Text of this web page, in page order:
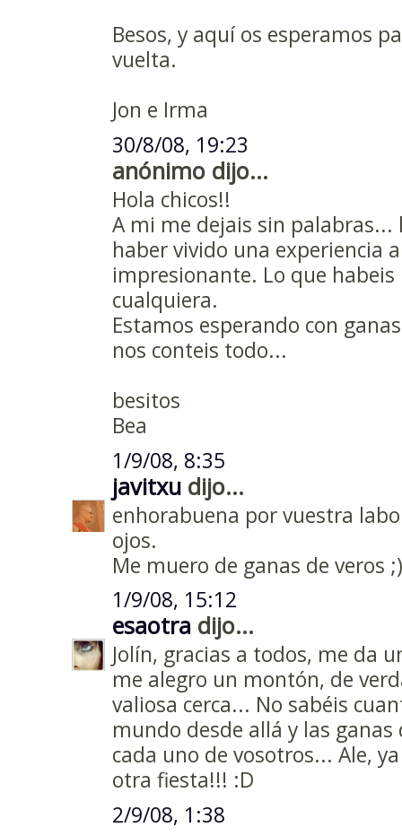
Besos, y aquí os esperamos
vuelta.
Jon e Irma
30/8/08, 19:23
anónimo dijo...
Hola chicos!!
A mi me dejais sin
haber vivido una experiencia
impresionante. Lo que habeis
cualquiera.
Estamos esperando con
nos conteis todo...
besitos
Bea
1/9/08, 8:35
javitxu dijo...
enhorabuena por vuestra
ojos.
Me muero de ganas de veros ;)
1/9/08, 15:12
esaotra dijo...
Jolín, gracias a todos, me da
me alegro un montón, de
valiosa cerca... No sabéis
mundo desde allá y las
cada uno de vosotros... Ale,
otra fiesta!!! :D
2/9/08, 1:38